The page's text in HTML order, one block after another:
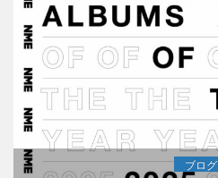
ブログ